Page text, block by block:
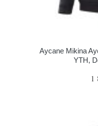
Aycane Mikina
YTH,
1